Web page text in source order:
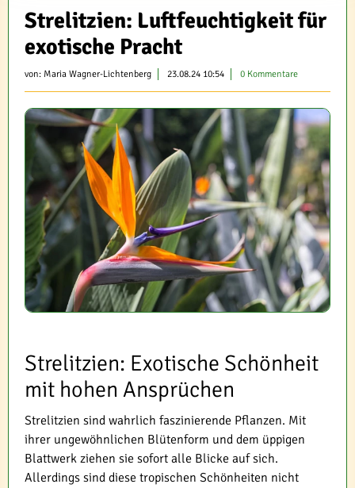
Strelitzien: Luftfeuchtigkeit für
exotische Pracht
von: Maria Wagner-Lichtenberg 23.08.24 10:54 0 Kommentare
Strelitzien: Exotische Schönheit
mit hohen Ansprüchen
Strelitzien sind wahrlich faszinierende Pflanzen. Mit
ihrer ungewöhnlichen Blütenform und dem üppigen
Blattwerk ziehen sie sofort alle Blicke auf sich.
Allerdings sind diese tropischen Schönheiten nicht